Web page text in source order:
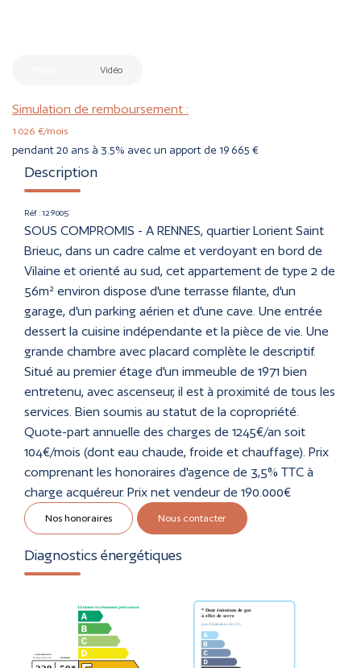
Simulation de remboursement :
1 026 €/mois
pendant 20 ans à 3.5% avec un apport de 19 665 €
Vidéo
Description
Réf : 129005
SOUS COMPROMIS - A RENNES, quartier Lorient Saint
Brieuc, dans un cadre calme et verdoyant en bord de
Vilaine et orienté au sud, cet appartement de type 2 de
56m² environ dispose d'une terrasse filante, d'un
garage, d'un parking aérien et d'une cave. Une entrée
dessert la cuisine indépendante et la pièce de vie. Une
grande chambre avec placard complète le descriptif.
Situé au premier étage d'un immeuble de 1971 bien
entretenu, avec ascenseur, il est à proximité de tous les
services. Bien soumis au statut de la copropriété.
Quote-part annuelle des charges de 1245€/an soit
104€/mois (dont eau chaude, froide et chauffage). Prix
comprenant les honoraires d'agence de 3,5% TTC à
charge acquéreur. Prix net vendeur de 190.000€
Nos honoraires Nous contacter
Diagnostics énergétiques